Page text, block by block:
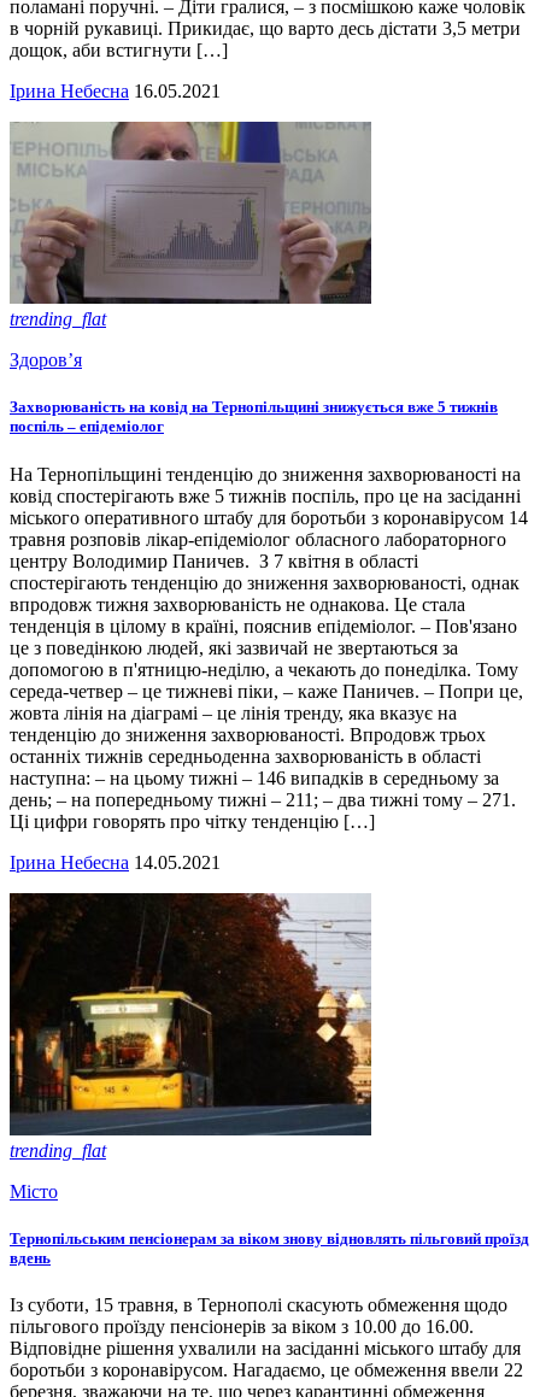
поламані поручні. – Діти гралися, – з посмішкою каже чоловік
в чорній рукавиці. Прикидає, що варто десь дістати 3,5 метри
дощок, аби встигнути […]
Ірина Небесна 16.05.2021
trending_flat
Здоров’я
Захворюваність на ковід на Тернопільщині знижується вже 5 тижнів
поспіль – епідеміолог
На Тернопільщині тенденцію до зниження захворюваності на
ковід спостерігають вже 5 тижнів поспіль, про це на засіданні
міського оперативного штабу для боротьби з коронавірусом 14
травня розповів лікар-епідеміолог обласного лабораторного
центру Володимир Паничев. З 7 квітня в області
спостерігають тенденцію до зниження захворюваності, однак
впродовж тижня захворюваність не однакова. Це стала
тенденція в цілому в країні, пояснив епідеміолог. – Пов'язано
це з поведінкою людей, які зазвичай не звертаються за
допомогою в п'ятницю-неділю, а чекають до понеділка. Тому
середа-четвер – це тижневі піки, – каже Паничев. – Попри це,
жовта лінія на діаграмі – це лінія тренду, яка вказує на
тенденцію до зниження захворюваності. Впродовж трьох
останніх тижнів середньоденна захворюваність в області
наступна: – на цьому тижні – 146 випадків в середньому за
день; – на попередньому тижні – 211; – два тижні тому – 271.
Ці цифри говорять про чітку тенденцію […]
Ірина Небесна 14.05.2021
trending_flat
Місто
Тернопільським пенсіонерам за віком знову відновлять пільговий проїзд
вдень
Із суботи, 15 травня, в Тернополі скасують обмеження щодо
пільгового проїзду пенсіонерів за віком з 10.00 до 16.00.
Відповідне рішення ухвалили на засіданні міського штабу для
боротьби з коронавірусом. Нагадаємо, це обмеження ввели 22
березня, зважаючи на те, що через карантинні обмеження